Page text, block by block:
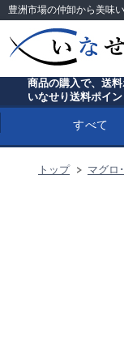
豊洲市場の仲卸から美味
商品の購入で、送
いなせり送料ポイ
すべて
トップ マグロ